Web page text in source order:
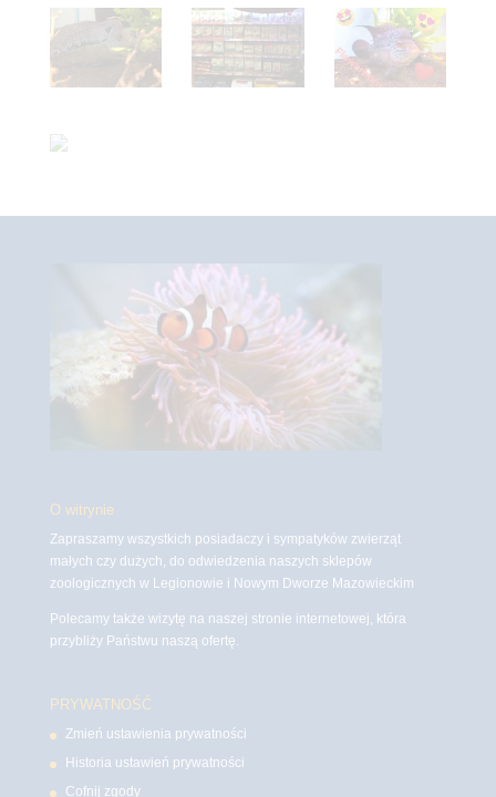
O witrynie
Zapraszamy wszystkich posiadaczy i sympatyków zwierząt
małych czy dużych, do odwiedzenia naszych sklepów
zoologicznych w Legionowie i Nowym Dworze Mazowieckim
Polecamy także wizytę na naszej stronie internetowej, która
przybliży Państwu naszą ofertę.
PRYWATNOŚĆ
Zmień ustawienia prywatności
Historia ustawień prywatności
Cofnij zgody